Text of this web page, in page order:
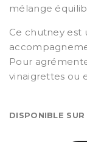
mélange
Ce chutney est
Pour
vinaigrettes ou
DISPONIBLE